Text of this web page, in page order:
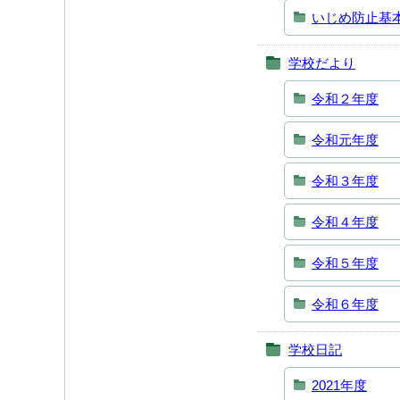
いじめ防止基
学校だより
令和２年度
令和元年度
令和３年度
令和４年度
令和５年度
令和６年度
学校日記
2021年度